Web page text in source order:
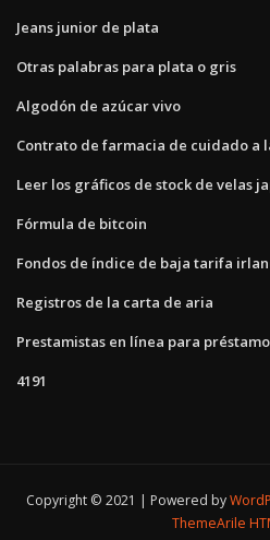
Jeans junior de plata
Otras palabras para plata o gris
Algodón de azúcar vivo
Contrato de farmacia de cuidado a
Leer los gráficos de stock de velas
Fórmula de bitcoin
Fondos de índice de baja tarifa
Registros de la carta de aria
Prestamistas en línea para
4191
Copyright © 2021 | Powered by
ThemeArile